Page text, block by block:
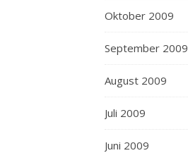
Oktober 2009
September 2009
August 2009
Juli 2009
Juni 2009